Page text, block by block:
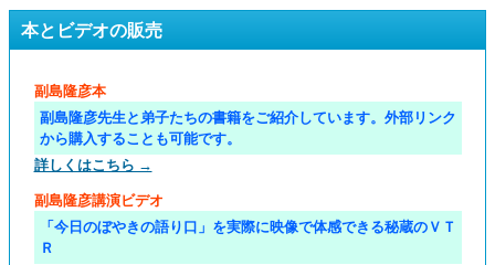
本とビデオの販売
副島隆彦本
副島隆彦先生と弟子たちの書籍をご紹介しています。外部リンク
から購入することも可能です。
詳しくはこちら →
副島隆彦講演ビデオ
「今日のぼやきの語り口」を実際に映像で体感できる秘蔵のＶＴ
Ｒ